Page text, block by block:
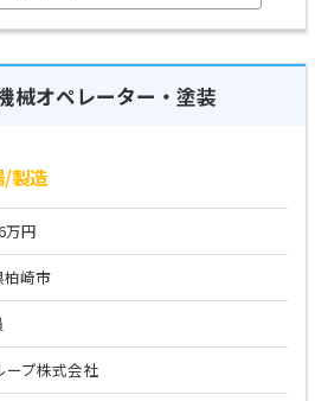
械オペレーター・塗装
/製造
万円
柏崎市
ープ株式会社